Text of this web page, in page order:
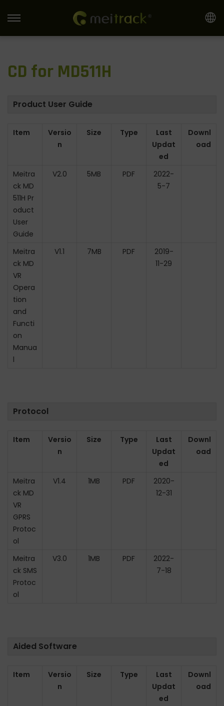
S
k
S
k
CD for MD511H
Product User Guide
Item
Versio
n
Size Type
Last
Updat
ed
Downl
oad
Meitra
ck MD
511H Pr
oduct
User
Guide
V2.0 5MB PDF
2022-
5-7
Meitra
ck MD
VR
Opera
tion
and
Functi
on
Manua
l
V1.1 7MB PDF
2019-
11-29
Protocol
Item
Versio
n
Size Type
Last
Updat
ed
Downl
oad
Meitra
ck MD
VR
GPRS
Protoc
ol
V1.4 1MB PDF
2020-
12-31
Meitra
ck SMS
Protoc
ol
V3.0 1MB PDF
2022-
7-18
Aided Software
Item
Versio
n
Size Type
Last
Updat
ed
Downl
oad